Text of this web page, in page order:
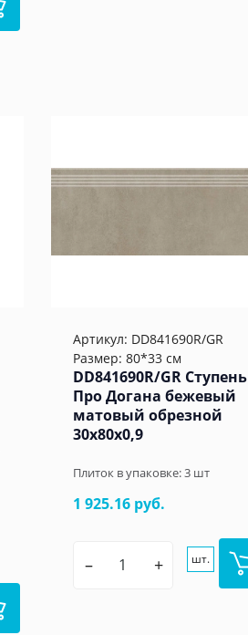
Артикул: DD841690R/GR
Размер: 80*33 см
DD841690R/GR Ступень
Про Догана бежевый
матовый обрезной
30x80x0,9
Плиток в упаковке:3 шт
1 925.16 руб.
– + шт.